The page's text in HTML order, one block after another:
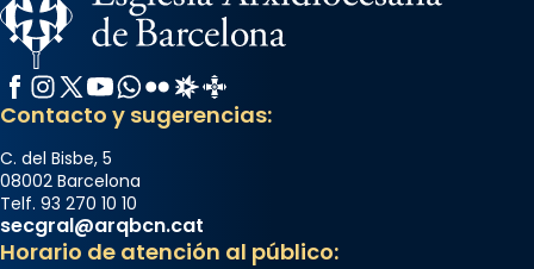
Facebook
Instagram
X / Twitter
YouTube
WhatsApp
FlickrRadio Estel
Catalunya Cristiana
Contacto y sugerencias:
C. del Bisbe, 5
08002 Barcelona
Telf. 93 270 10 10
secgral@arqbcn.cat
Horario de atención al público: